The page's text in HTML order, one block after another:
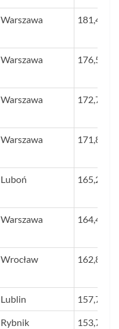
Warszawa 181,4
Warszawa 176,5
Warszawa 172,7
Warszawa 171,8
Luboń 165,2
Warszawa 164,4
Wrocław 162,8
Lublin 157,7
Rybnik 153,7